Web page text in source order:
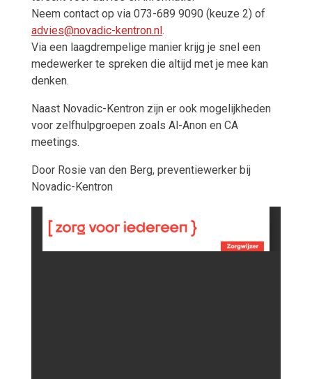
Neem contact op via 073-689 9090 (keuze 2) of
advies@novadic-kentron.nl .
Via een laagdrempelige manier krijg je snel een
medewerker te spreken die altijd met je mee kan
denken.
Naast Novadic-Kentron zijn er ook mogelijkheden
voor zelfhulpgroepen zoals Al-Anon en CA
meetings.
Door Rosie van den Berg, preventiewerker bij
Novadic-Kentron